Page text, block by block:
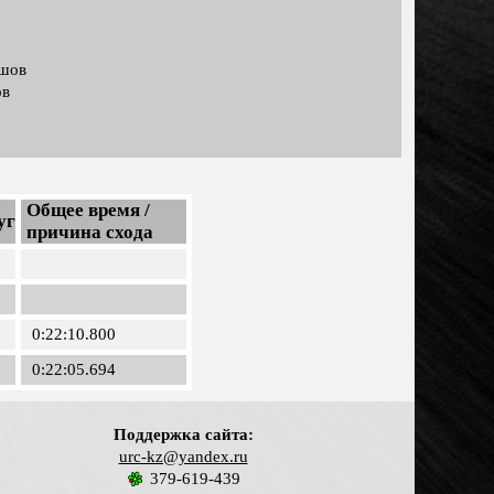
Общее время /
причина схода
0:22:10.800
0:22:05.694
Поддержка сайта:
urc-kz@yandex.ru
379-619-439